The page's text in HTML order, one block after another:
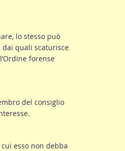
lo stesso può
quali scaturisce
forense
del consiglio
esso non debba